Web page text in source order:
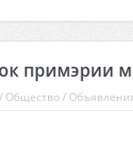
примэрии
/ Общество/